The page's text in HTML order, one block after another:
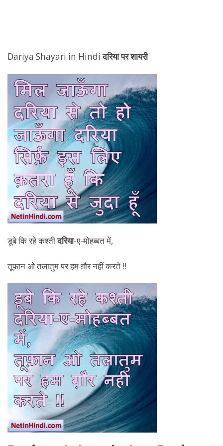
Dariya Shayari in Hindiदरिया पर शायरी
डूबे कि रहे कश्तीदरिया-ए-मोहब्बत में,
तूफ़ान ओ तलातुम पर हम ग़ौर नहीं करते !!